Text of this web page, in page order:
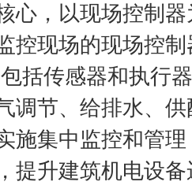
心，以现场控制
控现场的现场控
括传感器和执行
调节、给排水、
施集中监控和管
提升建筑机电设